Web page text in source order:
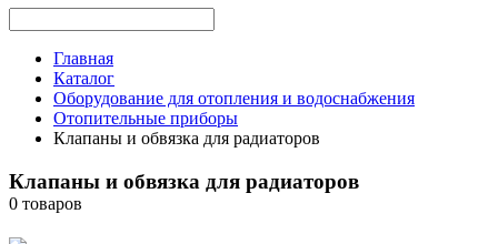
Главная
Каталог
Оборудование для отопления и водоснабжения
Отопительные приборы
Клапаны и обвязка для радиаторов
Клапаны и обвязка для радиаторов
0 товаров